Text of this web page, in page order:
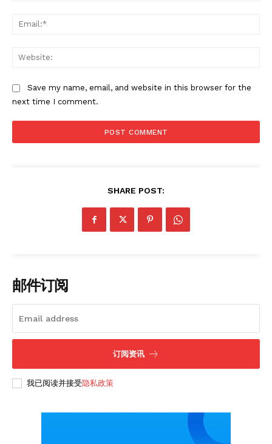
Save my name, email, and website in this browser for the
next time I comment.
SHARE POST:
邮件订阅
订阅资讯
我已阅读并接受隐私政策